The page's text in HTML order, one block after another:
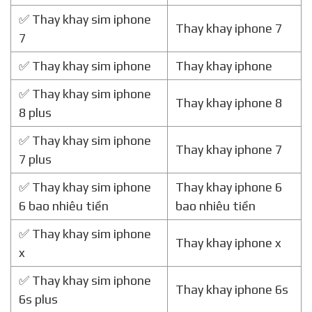
✅ Thay khay sim iphone
7
Thay khay iphone 7
✅ Thay khay sim iphone
Thay khay iphone
✅ Thay khay sim iphone
8 plus
Thay khay iphone 8
✅ Thay khay sim iphone
7 plus
Thay khay iphone 7
✅ Thay khay sim iphone
6 bao nhiêu tiền
Thay khay iphone 6
bao nhiêu tiền
✅ Thay khay sim iphone
x
Thay khay iphone x
✅ Thay khay sim iphone
6s plus
Thay khay iphone 6s